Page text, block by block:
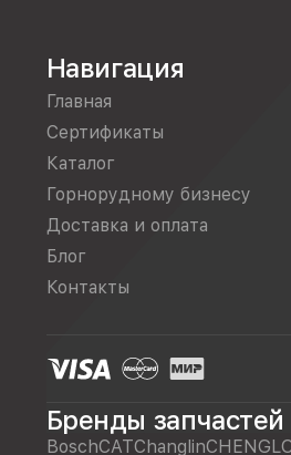
Навигация
Главная
Сертификаты
Каталог
Горнорудному бизнесу
Доставка и оплата
Блог
Контакты
Бренды запчастей
BoschCATChanglin